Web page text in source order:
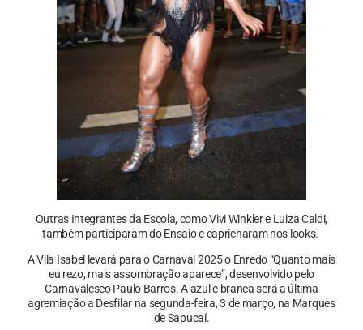
Outras Integrantes da Escola, como Vivi Winkler e Luiza Caldi,
também participaram do Ensaio e capricharam nos looks.
A Vila Isabel levará para o Carnaval 2025 o Enredo “Quanto mais
eu rezo, mais assombração aparece”, desenvolvido pelo
Carnavalesco Paulo Barros. A azul e branca será a última
agremiação a Desfilar na segunda-feira, 3 de março, na Marques
de Sapucaí.